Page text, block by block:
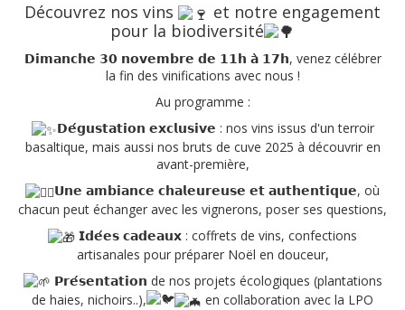
Découvrez nos vins
et notre engagement
pour la biodiversité
𝗗𝗶𝗺𝗮𝗻𝗰𝗵𝗲 𝟯𝟬 𝗻𝗼𝘃𝗲𝗺𝗯𝗿𝗲 𝗱𝗲 𝟭𝟭𝗵 𝗮̀ 𝟭𝟳𝗵, venez célébrer
la fin des vinifications avec nous !
Au programme :
𝗗𝗲́𝗴𝘂𝘀𝘁𝗮𝘁𝗶𝗼𝗻 𝗲𝘅𝗰𝗹𝘂𝘀𝗶𝘃𝗲 : nos vins issus d'un terroir
basaltique, mais aussi nos bruts de cuve 2025 à découvrir en
avant-première,
𝗨𝗻𝗲 𝗮𝗺𝗯𝗶𝗮𝗻𝗰𝗲 𝗰𝗵𝗮𝗹𝗲𝘂𝗿𝗲𝘂𝘀𝗲 𝗲𝘁 𝗮𝘂𝘁𝗵𝗲𝗻𝘁𝗶𝗾𝘂𝗲, où
chacun peut échanger avec les vignerons, poser ses questions,
𝗜𝗱𝗲́𝗲𝘀 𝗰𝗮𝗱𝗲𝗮𝘂𝘅 : coffrets de vins, confections
artisanales pour préparer Noël en douceur,
𝗣𝗿𝗲́𝘀𝗲𝗻𝘁𝗮𝘁𝗶𝗼𝗻 de nos projets écologiques (plantations
de haies, nichoirs..),
en collaboration avec la LPO